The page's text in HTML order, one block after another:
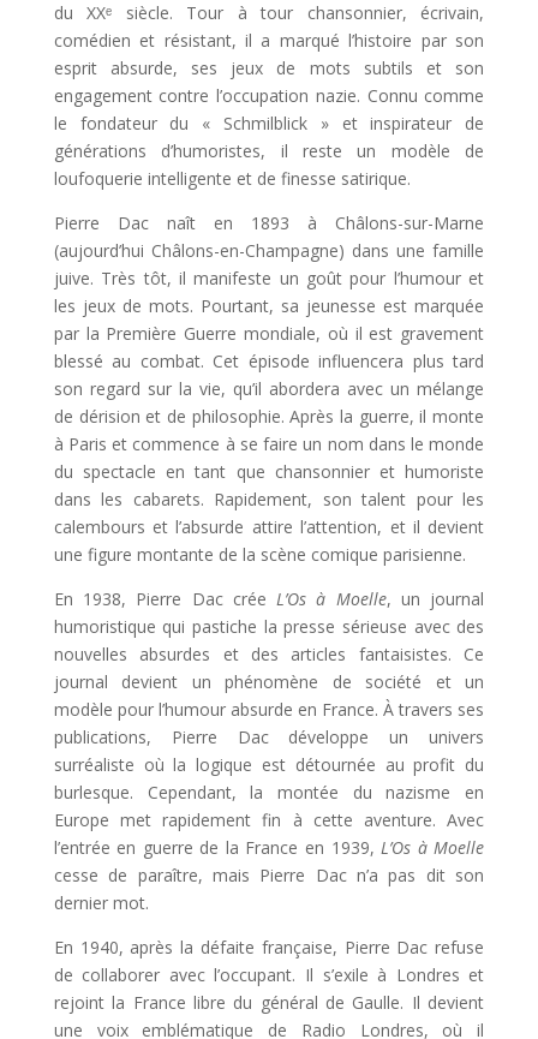
du XXᵉ siècle. Tour à tour chansonnier, écrivain,
comédien et résistant, il a marqué l’histoire par son
esprit absurde, ses jeux de mots subtils et son
engagement contre l’occupation nazie. Connu comme
le fondateur du « Schmilblick » et inspirateur de
générations d’humoristes, il reste un modèle de
loufoquerie intelligente et de finesse satirique.
Pierre Dac naît en 1893 à Châlons-sur-Marne
(aujourd’hui Châlons-en-Champagne) dans une famille
juive. Très tôt, il manifeste un goût pour l’humour et
les jeux de mots. Pourtant, sa jeunesse est marquée
par la Première Guerre mondiale, où il est gravement
blessé au combat. Cet épisode influencera plus tard
son regard sur la vie, qu’il abordera avec un mélange
de dérision et de philosophie. Après la guerre, il monte
à Paris et commence à se faire un nom dans le monde
du spectacle en tant que chansonnier et humoriste
dans les cabarets. Rapidement, son talent pour les
calembours et l’absurde attire l’attention, et il devient
une figure montante de la scène comique parisienne.
En 1938, Pierre Dac créeL’Os à Moelle, un journal
humoristique qui pastiche la presse sérieuse avec des
nouvelles absurdes et des articles fantaisistes. Ce
journal devient un phénomène de société et un
modèle pour l’humour absurde en France. À travers ses
publications, Pierre Dac développe un univers
surréaliste où la logique est détournée au profit du
burlesque. Cependant, la montée du nazisme en
Europe met rapidement fin à cette aventure. Avec
l’entrée en guerre de la France en 1939,L’Os à Moelle
cesse de paraître, mais Pierre Dac n’a pas dit son
dernier mot.
En 1940, après la défaite française, Pierre Dac refuse
de collaborer avec l’occupant. Il s’exile à Londres et
rejoint la France libre du général de Gaulle. Il devient
une voix emblématique de Radio Londres, où il